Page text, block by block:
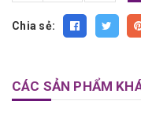
Chia sẻ:
CÁC SẢN PHẨM